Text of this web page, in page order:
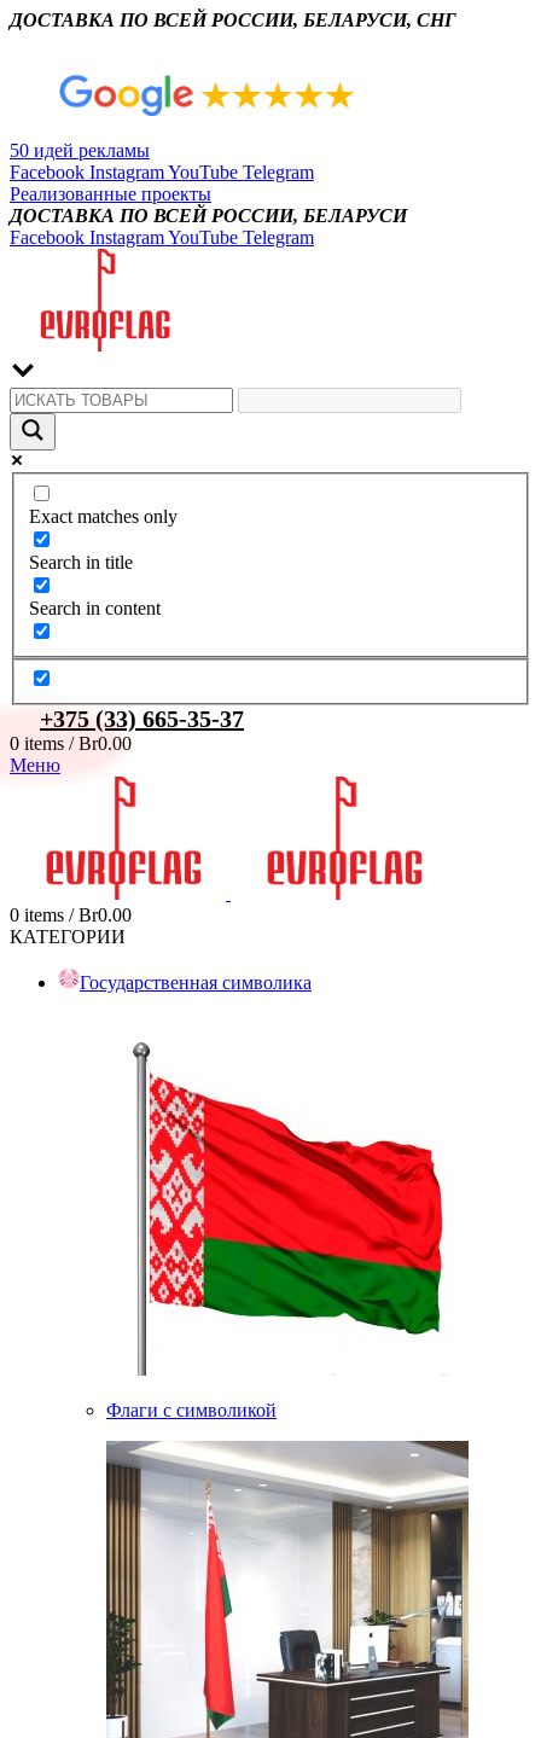
ДОСТАВКА ПО ВСЕЙ РОССИИ, БЕЛАРУСИ, СНГ
50 идей рекламы
Facebook InstagramYouTube Telegram
Реализованные проекты
ДОСТАВКА ПО ВСЕЙ РОССИИ, БЕЛАРУСИ
Facebook InstagramYouTube Telegram
Exact matches only
Search in title
Search in content
+375 (33) 665-35-37
0 items / Br0.00
Меню
0 items / Br0.00
КАТЕГОРИИ
Государственная символика
Флаги с символикой